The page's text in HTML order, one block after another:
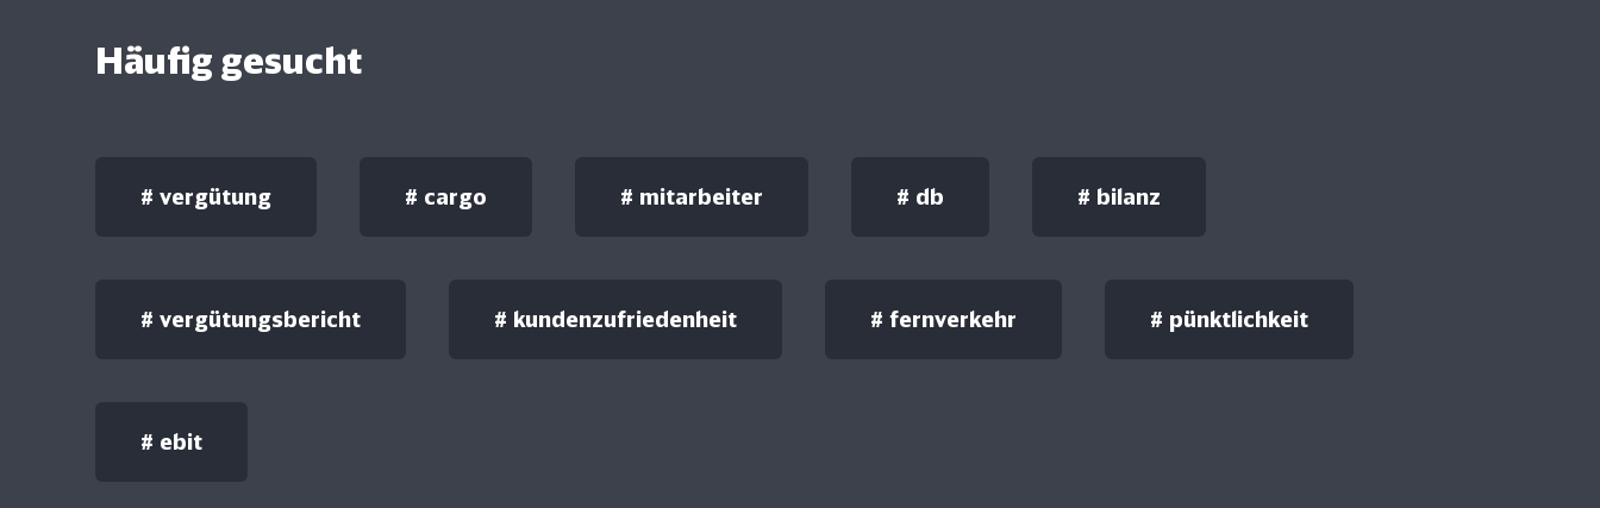
Häufig gesucht
# vergütung # cargo # mitarbeiter # db # bilanz
# vergütungsbericht # kundenzufriedenheit # fernverkehr # pünktlichkeit
# ebit